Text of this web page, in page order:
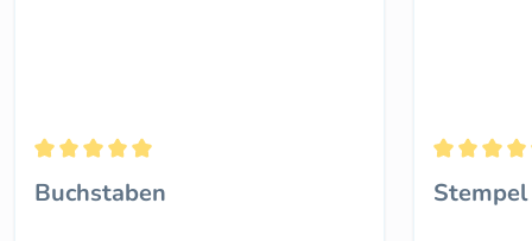
Durchschnittliche Bewertung von 5 von 5 Sternen
Buchstaben Stempel